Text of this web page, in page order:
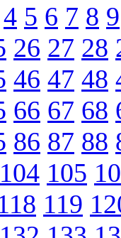
4 5 6 7 8 9
26 27 28
46 47 48
66 67 68
86 87 88
104 105
119